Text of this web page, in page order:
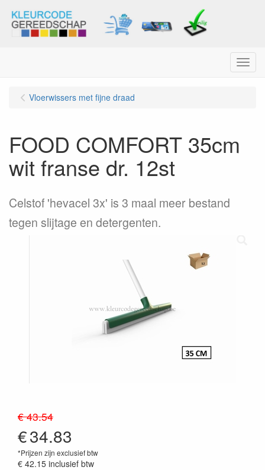
Menu
Vloerwissers met fijne draad
FOOD COMFORT 35cm
wit franse dr. 12st
Celstof 'hevacel 3x' is 3 maal meer bestand
tegen slijtage en detergenten.
€ 43.54
€34.83
*Prijzen zijn exclusief btw
€ 42.15 inclusief btw